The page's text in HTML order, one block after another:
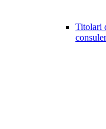
Titolari